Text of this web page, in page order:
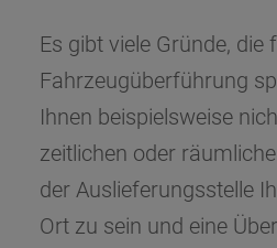
Es gibt viele Gründe, die
Fahrzeugüberführung
Ihnen beispielsweise
zeitlichen oder
der Auslieferungsstelle
Ort zu sein und eine